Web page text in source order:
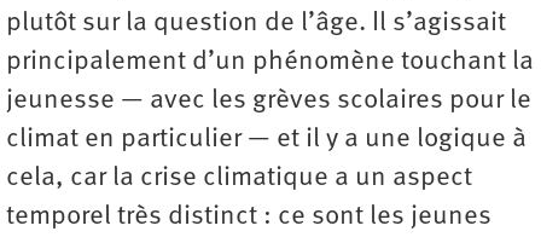
plutôt sur la question de l’âge. Il s’agissait
principalement d’un phénomène touchant la
jeunesse — avec les grèves scolaires pour le
climat en particulier — et il y a une logique à
cela, car la crise climatique a un aspect
temporel très distinct : ce sont les jeunes